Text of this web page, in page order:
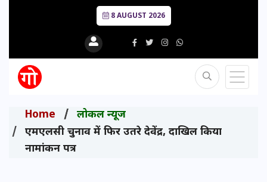
8 AUGUST 2026
Home
लोकल न्यूज
एमएलसी चुनाव में फिर उतरे देवेंद्र, दाखिल किया
नामांकन पत्र